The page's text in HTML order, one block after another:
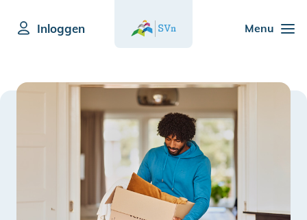
Menu
Inloggen